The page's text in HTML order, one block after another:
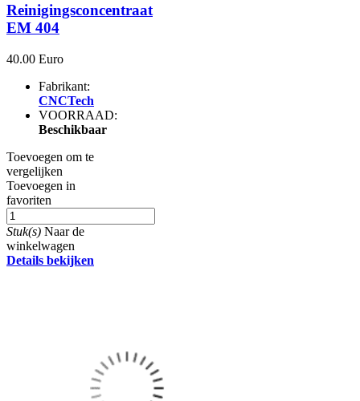
Reinigingsconcentraat
EM 404
40.00 Euro
Fabrikant:
CNCTech
VOORRAAD:
Beschikbaar
Toevoegen om te
vergelijken
Toevoegen in
favoriten
Stuk(s) Naar de
winkelwagen
Details bekijken